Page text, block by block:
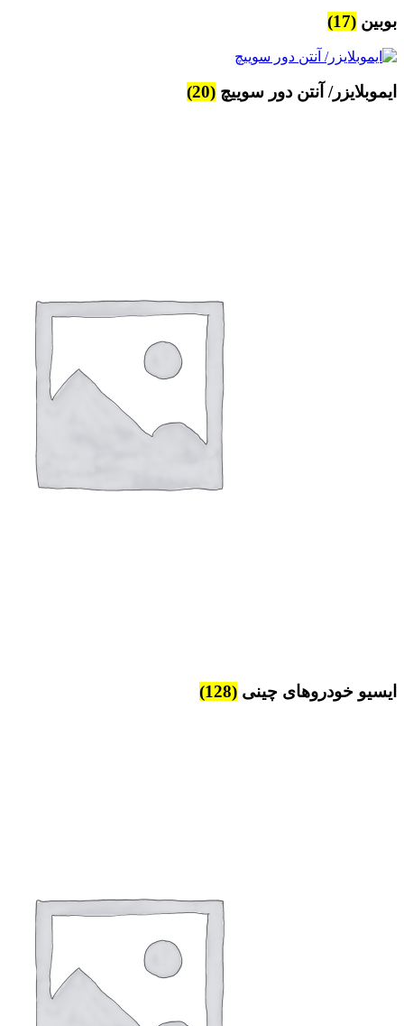
بوبین (17)
ایموبلایزر/ آنتن دور سوییچ (20)
ایسیو خودروهای چینی (128)